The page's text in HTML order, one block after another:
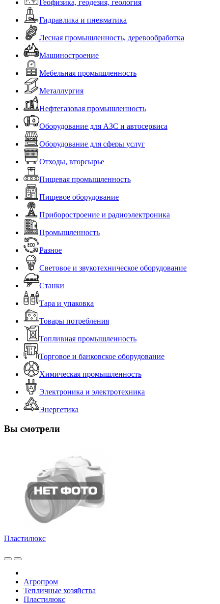
Геофизика, геодезия, геология
Гидравлика и пневматика
Лесная промышленность, деревообработка
Машиностроение
Мебельная промышленность
Металлургия
Нефтегазовая промышленность
Оборудование для АЗС и автосервиса
Оборудование для сферы услуг
Отходы, вторсырье
Пищевая промышленность
Пищевое оборудование
Приборостроение и радиоэлектроника
Промышленность
Разное
Световое и звукотехническое оборудование
Станки
Тара и упаковка
Товары потребления
Топливная промышленность
Торговое и банковское оборудование
Химическая промышленность
Электроника и электротехника
Энергетика
Вы смотрели
Пластилюкс
Агропром
Тепличные хозяйства
Пластилюкс